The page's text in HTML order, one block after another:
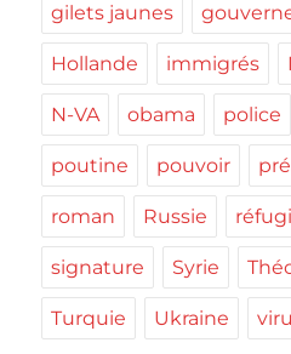
gilets jaunes
Hollande immigrés
N-VA obama police
poutine pouvoir
roman Russie
signature Syrie
Turquie Ukraine